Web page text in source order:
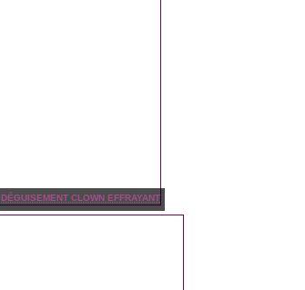
DÉGUISEMENT CLOWN EFFRAYANT